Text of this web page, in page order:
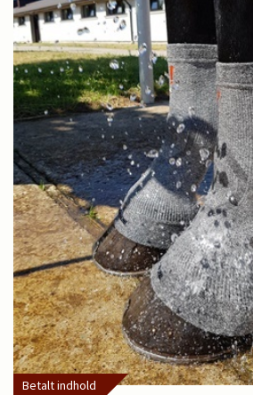
Betalt indhold